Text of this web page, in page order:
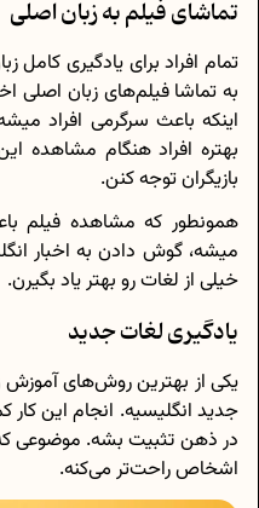
تماشای فیلم‌ به زبان اصلی
تمام افراد برای یادگیری کامل
به تماشا فیلم‌های زبان اصلی
اینکه باعث سرگرمی افراد
بهتره افراد هنگام مشاهده
بازیگران توجه کنن.
همونطور که مشاهده فیلم
میشه، گوش دادن به اخبار
خیلی از لغات رو بهتر یاد بگیرن.
یادگیری لغات جدید
یکی از بهترین روش‌های آموزش
جدید انگلیسیه. انجام این
در ذهن تثبیت بشه. موضوعی
اشخاص راحت‌تر می‌کنه.